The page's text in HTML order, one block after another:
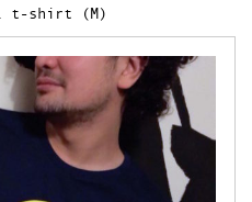
t-shirt (M)